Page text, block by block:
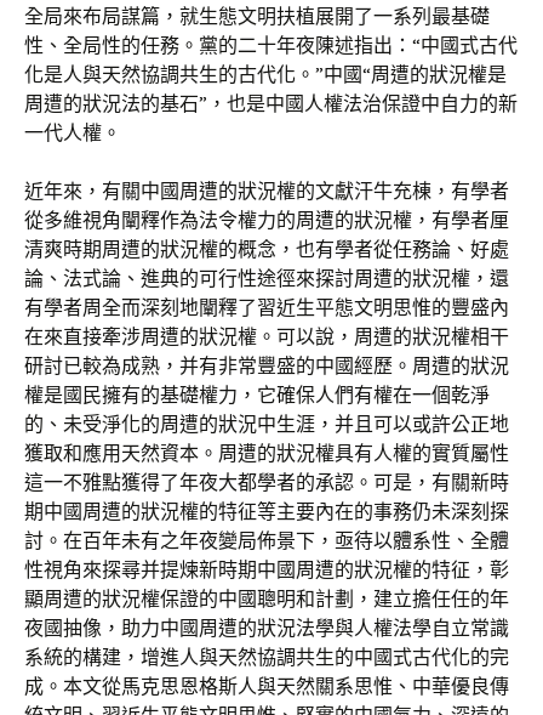
全局來布局謀篇，就生態文明扶植展開了一系列最基礎
性、全局性的任務。黨的二十年夜陳述指出：“中國式古代
化是人與天然協調共生的古代化。”中國“周遭的狀況權是
周遭的狀況法的基石”，也是中國人權法治保證中自力的新
一代人權。
近年來，有關中國周遭的狀況權的文獻汗牛充棟，有學者
從多維視角闡釋作為法令權力的周遭的狀況權，有學者厘
清爽時期周遭的狀況權的概念，也有學者從任務論、好處
論、法式論、進典的可行性途徑來探討周遭的狀況權，還
有學者周全而深刻地闡釋了習近生平態文明思惟的豐盛內
在來直接牽涉周遭的狀況權。可以說，周遭的狀況權相干
研討已較為成熟，并有非常豐盛的中國經歷。周遭的狀況
權是國民擁有的基礎權力，它確保人們有權在一個乾淨
的、未受淨化的周遭的狀況中生涯，并且可以或許公正地
獲取和應用天然資本。周遭的狀況權具有人權的實質屬性
這一不雅點獲得了年夜大都學者的承認。可是，有關新時
期中國周遭的狀況權的特征等主要內在的事務仍未深刻探
討。在百年未有之年夜變局佈景下，亟待以體系性、全體
性視角來探尋并提煉新時期中國周遭的狀況權的特征，彰
顯周遭的狀況權保證的中國聰明和計劃，建立擔任任的年
夜國抽像，助力中國周遭的狀況法學與人權法學自立常識
系統的構建，增進人與天然協調共生的中國式古代化的完
成。本文從馬克思恩格斯人與天然關系思惟、中華優良傳